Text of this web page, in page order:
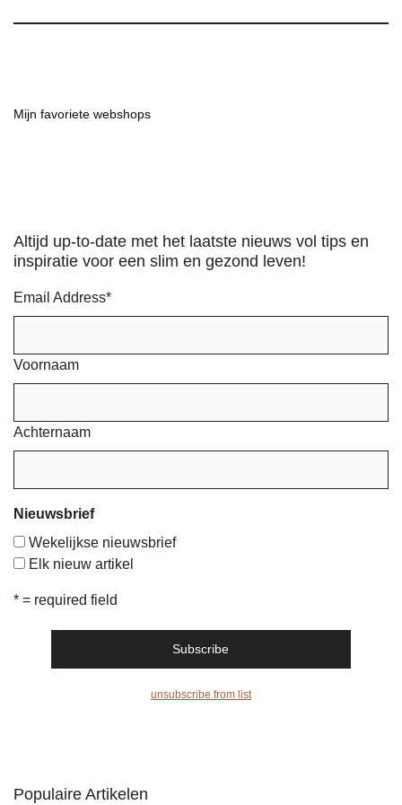
Mijn favoriete webshops
Altijd up-to-date met het laatste nieuws vol tips en
inspiratie voor een slim en gezond leven!
Email Address*
Voornaam
Achternaam
Nieuwsbrief
Wekelijkse nieuwsbrief
Elk nieuw artikel
* = required field
unsubscribe from list
Populaire Artikelen